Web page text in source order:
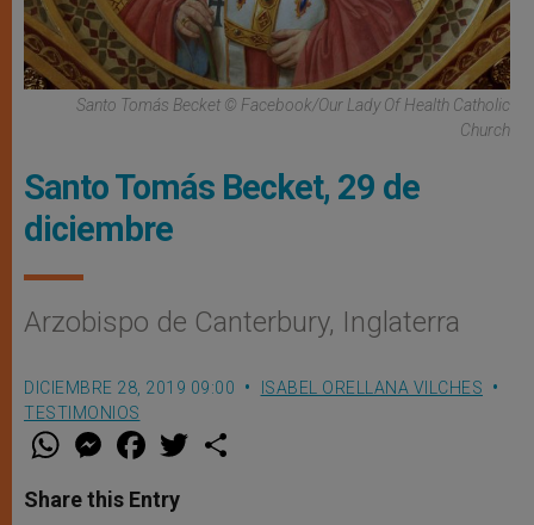
Santo Tomás Becket © Facebook/Our Lady Of Health Catholic
Church
Santo Tomás Becket, 29 de
diciembre
Arzobispo de Canterbury, Inglaterra
DICIEMBRE 28, 2019 09:00
ISABEL ORELLANA VILCHES
TESTIMONIOS
W
t
s
M
e
s
e
F
a
e
b
w
Share this Entry